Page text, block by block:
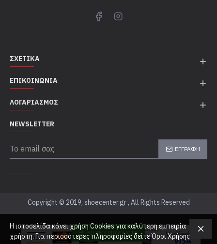
ΣΧΕΤΙΚΆ
ΕΠΙΚΟΙΝΩΝΊΑ
ΛΟΓΑΡΙΑΣΜΌΣ
NEWSLETTER
ΕΓΓΡΑΦΉ
Copyright © 2019, shoecenter.gr , All Rights Reserved
Η ιστοσελίδα κάνει χρήση Cookies για καλύτερη εμπειρία
χρήστη. Για περισσότερες πληροφορίες δείτε Όροι Χρήσης
FILTER PRODUCTS